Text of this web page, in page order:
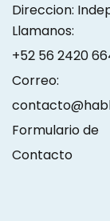
Direccion:
Llamanos:
+52 56 2420
Correo:
Formulario de
Contacto